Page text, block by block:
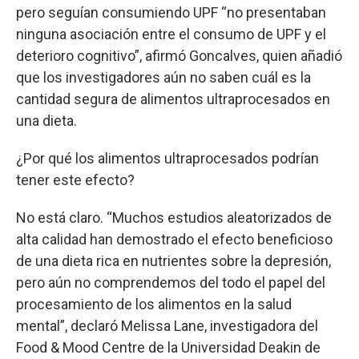
pero seguían consumiendo UPF “no presentaban
ninguna asociación entre el consumo de UPF y el
deterioro cognitivo”, afirmó Goncalves, quien añadió
que los investigadores aún no saben cuál es la
cantidad segura de alimentos ultraprocesados en
una dieta.
¿Por qué los alimentos ultraprocesados podrían
tener este efecto?
No está claro. “Muchos estudios aleatorizados de
alta calidad han demostrado el efecto beneficioso
de una dieta rica en nutrientes sobre la depresión,
pero aún no comprendemos del todo el papel del
procesamiento de los alimentos en la salud
mental”, declaró Melissa Lane, investigadora del
Food & Mood Centre de la Universidad Deakin de